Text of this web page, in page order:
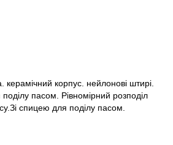
керамічний корпус. нейлонові штирі.
пасом. Рівномірний розподіл
спицею для поділу пасом.